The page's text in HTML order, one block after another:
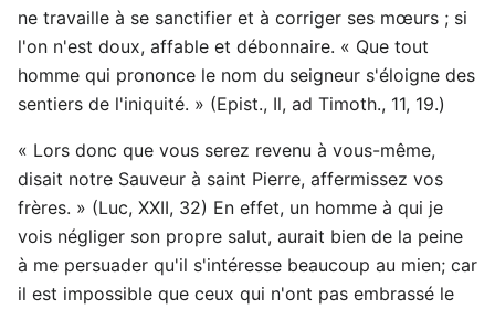
ne travaille à se sanctifier et à corriger ses mœurs ; si
l'on n'est doux, affable et débonnaire. « Que tout
homme qui prononce le nom du seigneur s'éloigne des
sentiers de l'iniquité. » (Epist., Il, ad Timoth., 11, 19.)
« Lors donc que vous serez revenu à vous-même,
disait notre Sauveur à saint Pierre, affermissez vos
frères. » (Luc, XXII, 32) En effet, un homme à qui je
vois négliger son propre salut, aurait bien de la peine
à me persuader qu'il s'intéresse beaucoup au mien; car
il est impossible que ceux qui n'ont pas embrassé le